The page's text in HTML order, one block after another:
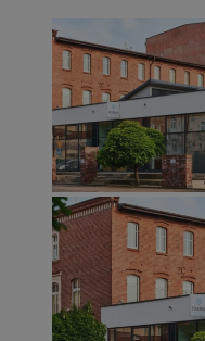
Niezbędne
Niezbędne
takich jak
można
Nazwa
SessID